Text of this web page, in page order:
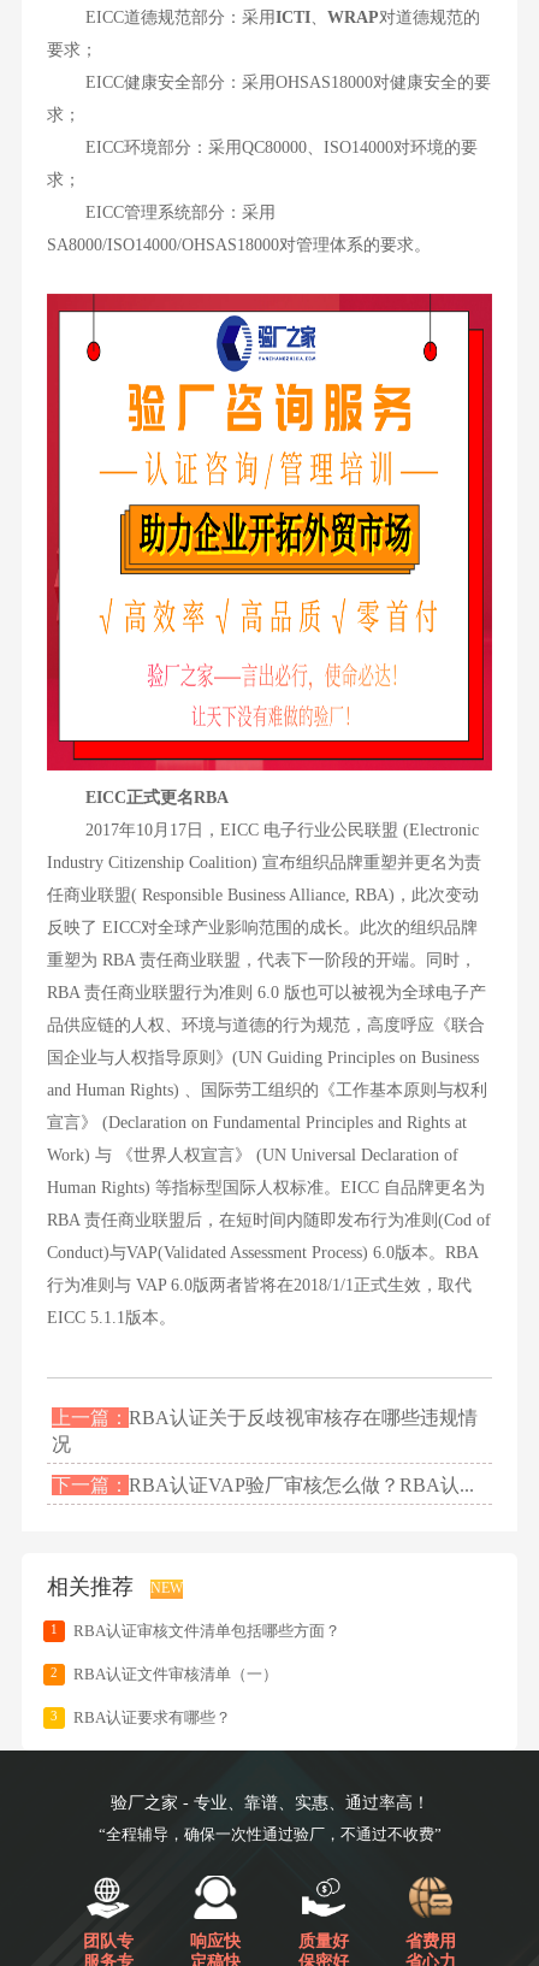
EICC道德规范部分：采用ICTI 、WRAP对道德规范的
要求；
EICC健康安全部分：采用OHSAS18000对健康安全的要
求；
EICC环境部分：采用QC80000、ISO14000对环境的要
求；
EICC管理系统部分：采用
SA8000/ISO14000/OHSAS18000对管理体系的要求。
EICC正式更名RBA
2017年10月17日，EICC 电子行业公民联盟 (Electronic
Industry Citizenship Coalition) 宣布组织品牌重塑并更名为责
任商业联盟( Responsible Business Alliance, RBA)，此次变动
反映了 EICC对全球产业影响范围的成长。此次的组织品牌
重塑为 RBA 责任商业联盟，代表下一阶段的开端。同时，
RBA 责任商业联盟行为准则 6.0 版也可以被视为全球电子产
品供应链的人权、环境与道德的行为规范，高度呼应《联合
国企业与人权指导原则》(UN Guiding Principles on Business
and Human Rights) 、国际劳工组织的《工作基本原则与权利
宣言》 (Declaration on Fundamental Principles and Rights at
Work) 与 《世界人权宣言》 (UN Universal Declaration of
Human Rights) 等指标型国际人权标准。EICC 自品牌更名为
RBA 责任商业联盟后，在短时间内随即发布行为准则(Cod of
Conduct)与VAP(Validated Assessment Process) 6.0版本。RBA
行为准则与 VAP 6.0版两者皆将在2018/1/1正式生效，取代
EICC 5.1.1版本。
上一篇：RBA认证关于反歧视审核存在哪些违规情
况
下一篇：RBA认证VAP验厂审核怎么做？RBA认...
相关推荐 NEW
1 RBA认证审核文件清单包括哪些方面？
2 RBA认证文件审核清单（一）
3 RBA认证要求有哪些？
验厂之家 - 专业、靠谱、实惠、通过率高！
“全程辅导，确保一次性通过验厂，不通过不收费”
团队专
服务专
响应快
定稿快
质量好
保密好
省费用
省心力